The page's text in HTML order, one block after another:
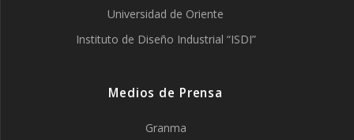
Universidad de Oriente
Instituto de Diseño Industrial “ISDI”
Medios de Prensa
Granma